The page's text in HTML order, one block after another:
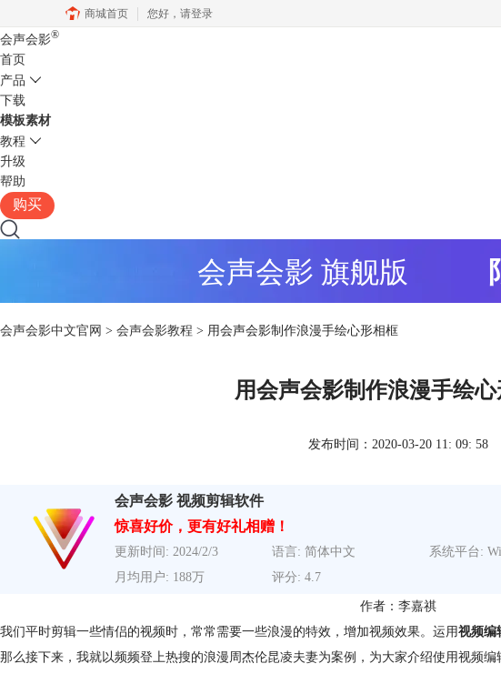
商城首页 您好， 请登录
会声会影®
首页
产品
下载
模板素材
教程
升级
帮助
购买
会声会影 旗舰版
会声会影中文官网 > 会声会影教程 > 用会声会影制作浪漫手绘心形相框
用会声会影制作浪漫手绘
发布时间：2020-03-20 11: 09: 58
会声会影 视频剪辑软件
惊喜好价，更有好礼相赠！
更新时间: 2024/2/3 语言: 简体中文
系统平台:
月均用户: 188万
评分: 4.7
作者：李嘉祺
我们平时剪辑一些情侣的视频时，常常需要一些浪漫的特效，增加视频效果。运用视频编
那么接下来，我就以频频登上热搜的浪漫周杰伦昆凌夫妻为案例，为大家介绍使用视频编